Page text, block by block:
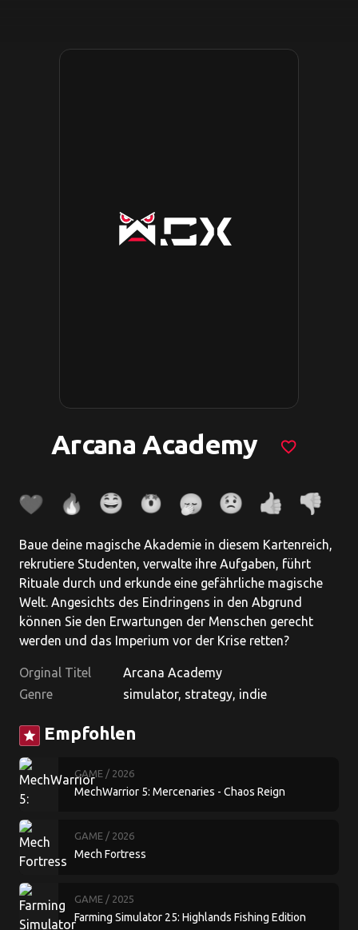
Arcana Academy favorite_border
Baue deine magische Akademie in diesem Kartenreich,
rekrutiere Studenten, verwalte ihre Aufgaben, führt
Rituale durch und erkunde eine gefährliche magische
Welt. Angesichts des Eindringens in den Abgrund
können Sie den Erwartungen der Menschen gerecht
werden und das Imperium vor der Krise retten?
Orginal Titel
Arcana Academy
Genre
simulator, strategy, indie
star Empfohlen
GAME / 2026
MechWarrior 5: Mercenaries - Chaos Reign
GAME / 2026
Mech Fortress
GAME / 2025
Farming Simulator 25: Highlands Fishing Edition